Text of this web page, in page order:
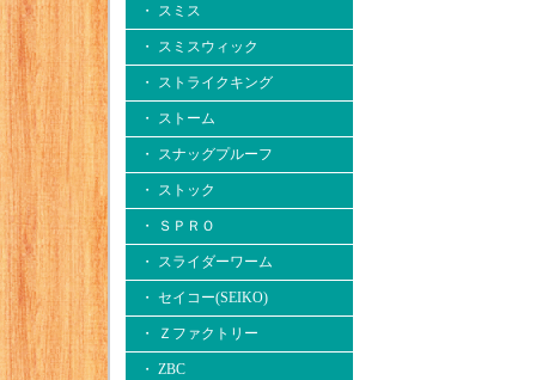
・ スミス
・ スミスウィック
・ ストライクキング
・ ストーム
・ スナッグプルーフ
・ ストック
・ ＳＰＲＯ
・ スライダーワーム
・ セイコー(SEIKO)
・ Ｚファクトリー
・ ZBC